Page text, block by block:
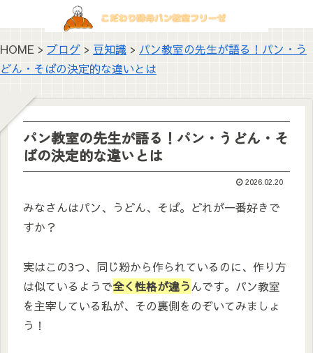
HOME > ブログ > 豆知識 > パン教室の先生が語る！パン・う
どん・そばの決定的な違いとは
パン教室の先生が語る！パン・うどん・そ
ばの決定的な違いとは
2026.02.20
みなさんはパン、うどん、そば。どれが一番好きで
すか？
実はこの3つ、同じ粉から作られているのに、作り方
は似ているようで全く性格が違うんです。パン教室
を主宰している私が、その裏側をのぞいてみましょ
う！